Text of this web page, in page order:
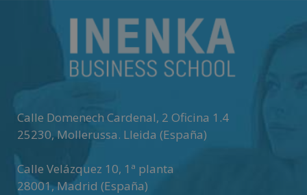
v
e
:
Calle Domenech Cardenal, 2 Oficina 1.4
25230, Mollerussa. Lleida (España)
Calle Velázquez 10, 1ª planta
28001,Madrid (España)